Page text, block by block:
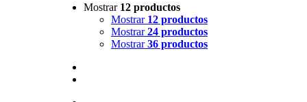
Mostrar 12 productos
Mostrar 12 productos
Mostrar24 productos
Mostrar36 productos